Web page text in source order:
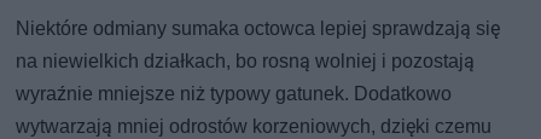
Niektóre odmiany sumaka octowca lepiej sprawdzają się
na niewielkich działkach, bo rosną wolniej i pozostają
wyraźnie mniejsze niż typowy gatunek. Dodatkowo
wytwarzają mniej odrostów korzeniowych, dzięki czemu